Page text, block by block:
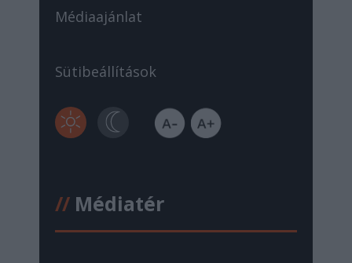
Médiaajánlat
Sütibeállítások
//Médiatér